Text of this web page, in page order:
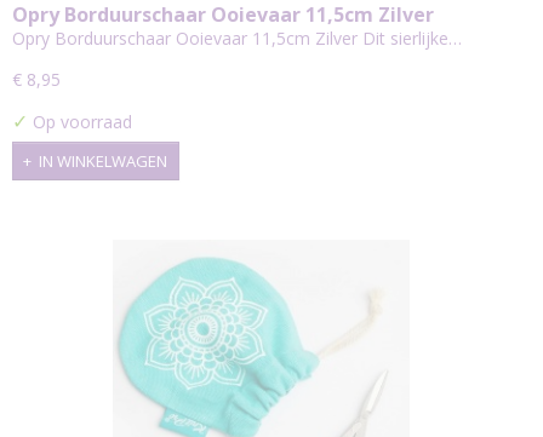
Opry Borduurschaar Ooievaar 11,5cm Zilver
Opry Borduurschaar Ooievaar 11,5cm Zilver Dit sierlijke…
€ 8,95
✓ Op voorraad
IN WINKELWAGEN